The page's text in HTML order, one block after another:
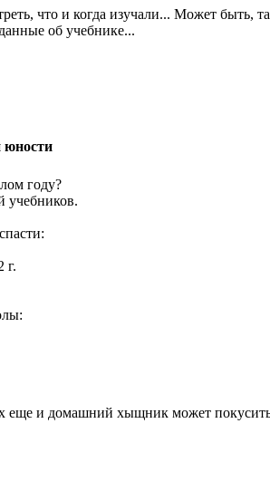
что и когда изучали... Может
об учебнике...
юности
году?
учебников.
г.
еще и домашний хыщник может